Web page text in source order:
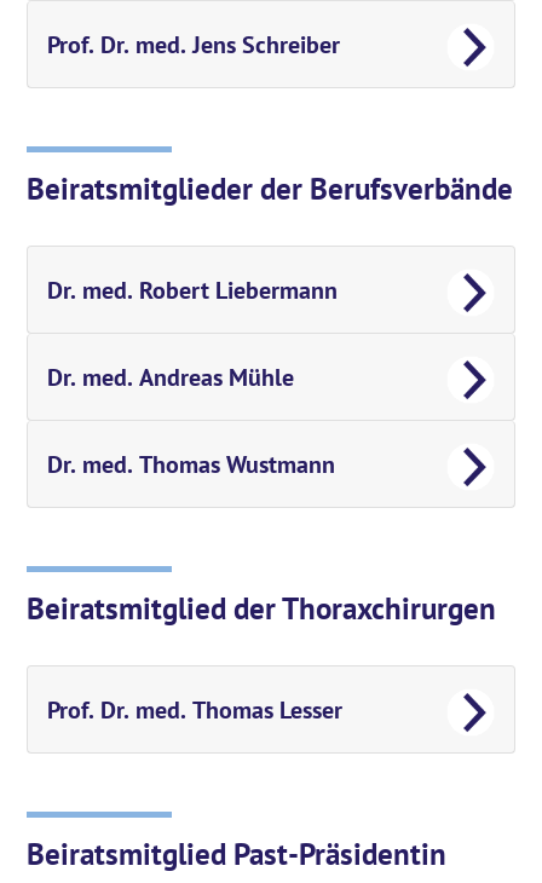
Prof. Dr. med. Jens Schreiber
Beiratsmitglieder der Berufsverbände
Dr. med. Robert Liebermann
Dr. med. Andreas Mühle
Dr. med. Thomas Wustmann
Beiratsmitglied der Thoraxchirurgen
Prof. Dr. med. Thomas Lesser
Beiratsmitglied Past-Präsidentin